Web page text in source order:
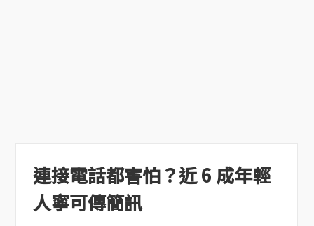
連接電話都害怕？近 6 成年輕
人寧可傳簡訊